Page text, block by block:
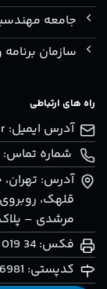
جامعه
سازمان
راه های ارتباطی
آدرس ایمیل:
شماره تماس: 51 018 229 الی 54 018 229
آدرس: تهران،
قلهک،
مرشدی – پلاک 2
فکس: 34 019 229 (021)
کدپستی: 76981-19137